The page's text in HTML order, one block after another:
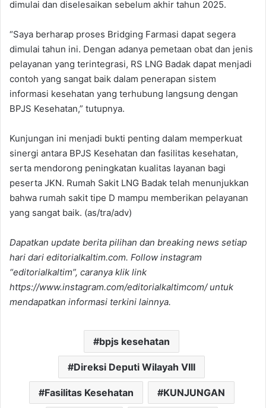
dimulai dan diselesaikan sebelum akhir tahun 2025.
“Saya berharap proses Bridging Farmasi dapat segera
dimulai tahun ini. Dengan adanya pemetaan obat dan jenis
pelayanan yang terintegrasi, RS LNG Badak dapat menjadi
contoh yang sangat baik dalam penerapan sistem
informasi kesehatan yang terhubung langsung dengan
BPJS Kesehatan,” tutupnya.
Kunjungan ini menjadi bukti penting dalam memperkuat
sinergi antara BPJS Kesehatan dan fasilitas kesehatan,
serta mendorong peningkatan kualitas layanan bagi
peserta JKN. Rumah Sakit LNG Badak telah menunjukkan
bahwa rumah sakit tipe D mampu memberikan pelayanan
yang sangat baik. (as/tra/adv)
Dapatkan update berita pilihan dan breaking news setiap
hari dari editorialkaltim.com. Follow instagram
“editorialkaltim”, caranya klik link
https://www.instagram.com/editorialkaltimcom/ untuk
mendapatkan informasi terkini lainnya.
bpjs kesehatan
Direksi Deputi Wilayah VIII
Fasilitas Kesehatan KUNJUNGAN